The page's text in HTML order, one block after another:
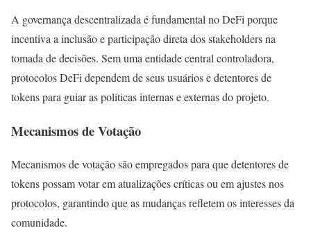
A governança descentralizada é fundamental no DeFi porque
incentiva a inclusão e participação direta dos stakeholders na
tomada de decisões. Sem uma entidade central controladora,
protocolos DeFi dependem de seus usuários e detentores de
tokens para guiar as políticas internas e externas do projeto.
Mecanismos de Votação
Mecanismos de votação são empregados para que detentores de
tokens possam votar em atualizações críticas ou em ajustes nos
protocolos, garantindo que as mudanças refletem os interesses da
comunidade.